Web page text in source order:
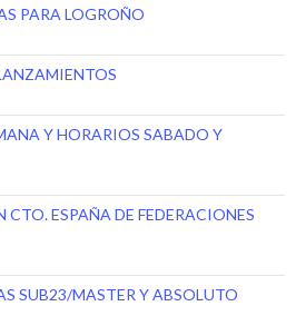
PARA LOGROÑO
Y HORARIOS SABADO Y
CTO. ESPAÑA DE FEDERACIONES
SUB23/MASTER Y ABSOLUTO